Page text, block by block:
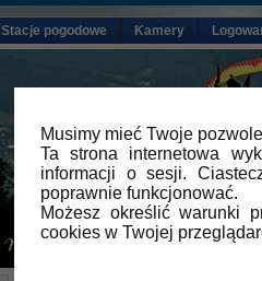
Musimy mieć Twoje
Ta strona internetowa
informacji o sesji.
poprawnie funkcjonować.
Możesz określić warunki
cookies w Twojej
Stacje pogodowe Kamery